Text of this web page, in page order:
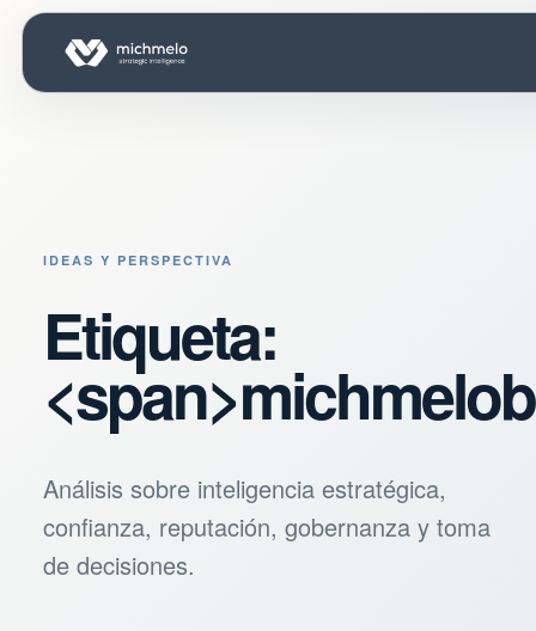
IDEAS Y PERSPECTIVA
Etiqueta:
Análisis sobre inteligencia estratégica,
confianza, reputación, gobernanza y toma
de decisiones.